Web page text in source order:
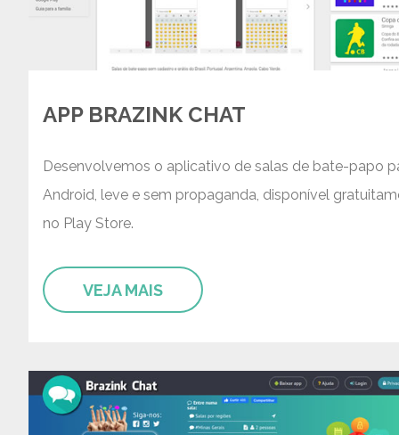
APP BRAZINK CHAT
Desenvolvemos o aplicativo de salas de bate-papo
Android, leve e sem propaganda, disponível
no Play Store.
VEJA MAIS